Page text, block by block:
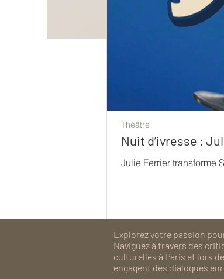
Nuit d’ivresse :
Julie Ferrier transforme
Théâtre
Explorez votre passion
Naviguez à travers des
culturelles à Paris et lors
engagent des dialogues